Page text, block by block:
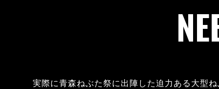
実際に青森ねぶた祭に出陣した迫力ある大型